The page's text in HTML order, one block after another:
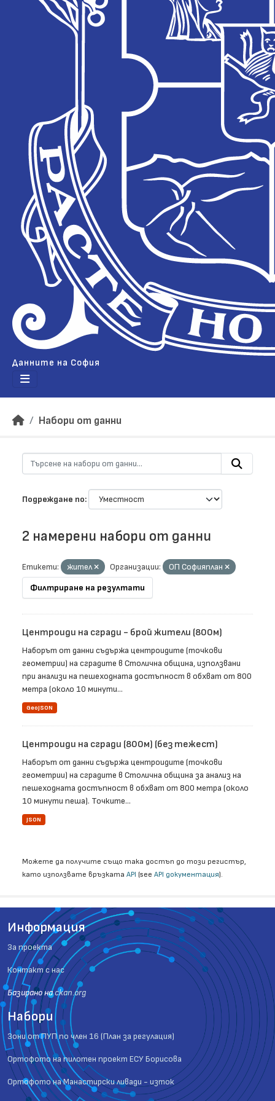
Данните на София
Набори от данни
Подреждане по
2 намерени набори от данни
Етикети: жител Организации:
ОП Софияплан
Филтриране на резултати
Центроиди на сгради - брой жители (800м)
Наборът от данни съдържа центроидите (точкови
геометрии) на сградите в Столична община, използвани
при анализи на пешеходната достъпност в обхват от 800
метра (около 10 минути...
GeoJSON
Центроиди на сгради (800м) (без тежест)
Наборът от данни съдържа центроидите (точкови
геометрии) на сградите в Столична община за анализ на
пешеходната достъпност в обхват от 800 метра (около
10 минути пеша). Точките...
JSON
Можете да получите също така достъп до този регистър,
като използвате връзката API (see API документация).
Информация
За проекта
Контакт с нас
Базиранo наckan.org
Набори
Зони от ПУП по член 16 (План за регулация)
Ортофото на пилотен проект ЕСУ Борисова
Ортофото на Манастирски ливади - изток